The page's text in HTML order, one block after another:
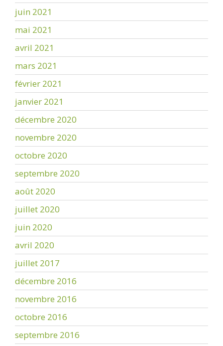
juin 2021
mai 2021
avril 2021
mars 2021
février 2021
janvier 2021
décembre 2020
novembre 2020
octobre 2020
septembre 2020
août 2020
juillet 2020
juin 2020
avril 2020
juillet 2017
décembre 2016
novembre 2016
octobre 2016
septembre 2016